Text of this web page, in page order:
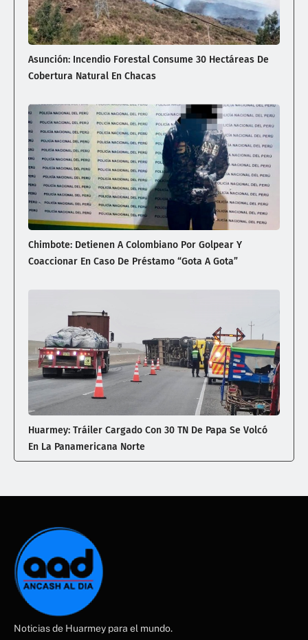
Asunción: Incendio Forestal Consume 30 Hectáreas De
Cobertura Natural En Chacas
Chimbote: Detienen A Colombiano Por Golpear Y
Coaccionar En Caso De Préstamo “gota A Gota”
Huarmey: Tráiler Cargado Con 30 TN De Papa Se Volcó
En La Panamericana Norte
Noticias de Huarmey para el mundo.